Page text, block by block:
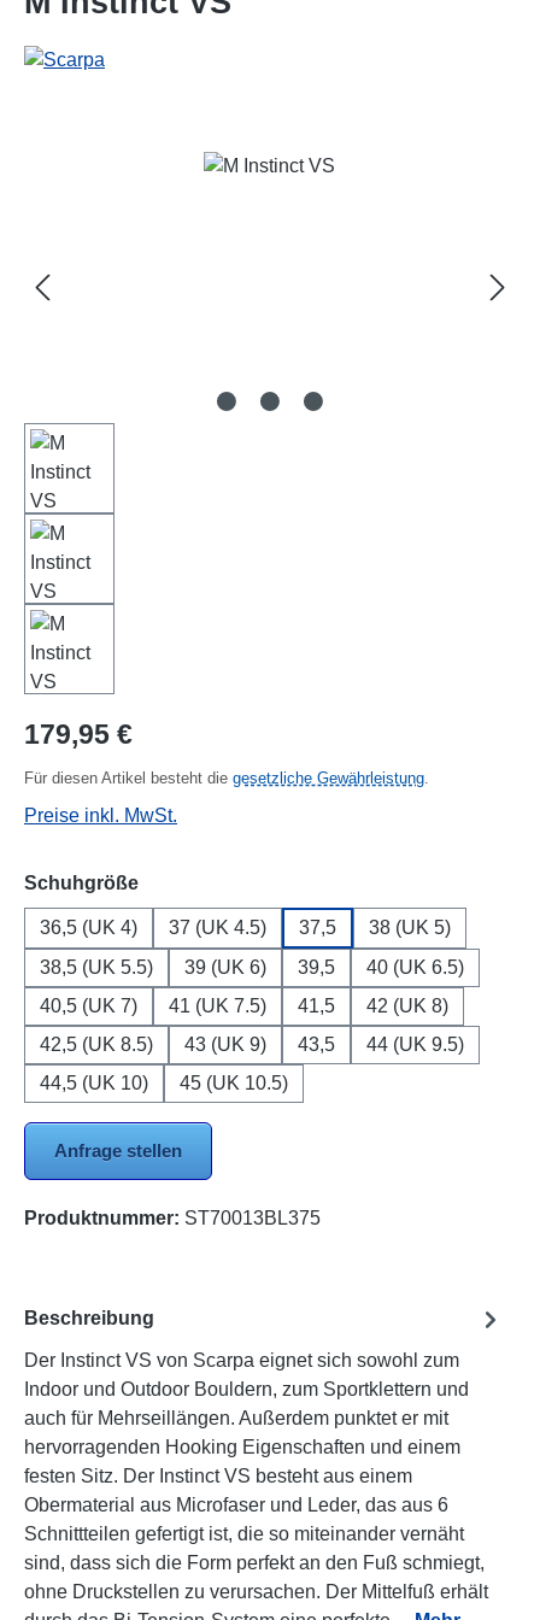
Bildergalerie überspringen
Regulärer Preis:
179,95 €
Für diesen Artikel besteht die gesetzliche Gewährleistung
Preise inkl. MwSt.
Schuhgrößeauswählen
36,5 (UK 4) 37 (UK 4.5) 37,5
38 (UK 5)
38,5 (UK 5.5)
39 (UK 6) 39,5
40 (UK 6.5)
40,5 (UK 7)
41 (UK 7.5) 41,5
42 (UK 8)
42,5 (UK 8.5)
43 (UK 9) 43,5
44 (UK 9.5)
44,5 (UK 10)
45 (UK 10.5)
Anfrage stellen
Produktnummer: ST70013BL375
Beschreibung
Der Instinct VS von Scarpa eignet sich sowohl zum
Indoor und Outdoor Bouldern, zum Sportklettern und
auch für Mehrseillängen. Außerdem punktet er mit
hervorragenden Hooking Eigenschaften und einem
festen Sitz. Der Instinct VS besteht aus einem
Obermaterial aus Microfaser und Leder, das aus 6
Schnittteilen gefertigt ist, die so miteinander vernäht
sind, dass sich die Form perfekt an den Fuß schmiegt,
ohne Druckstellen zu verursachen. Der Mittelfuß erhält